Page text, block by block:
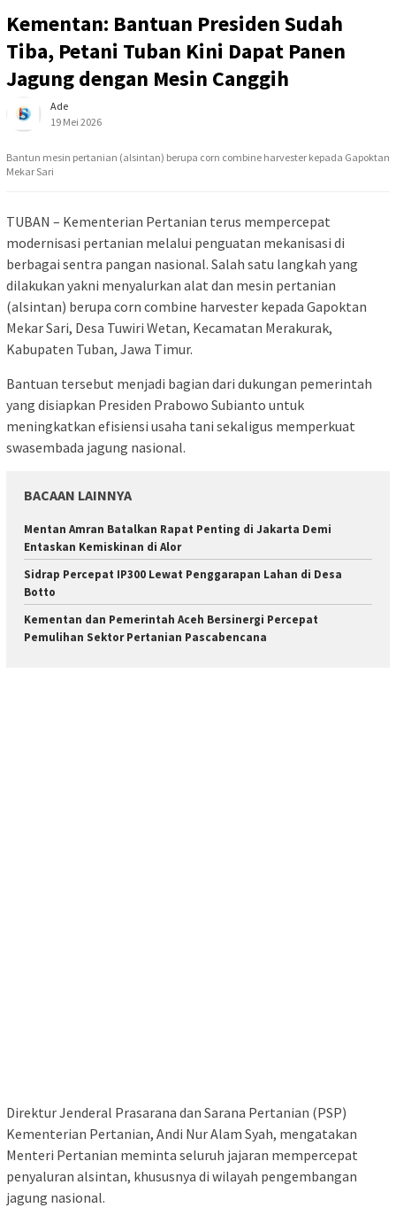
Kementan: Bantuan Presiden Sudah
Tiba, Petani Tuban Kini Dapat Panen
Jagung dengan Mesin Canggih
Ade
19 Mei 2026
Bantun mesin pertanian (alsintan) berupa corn combine harvester kepada Gapoktan
Mekar Sari
TUBAN – Kementerian Pertanian terus mempercepat
modernisasi pertanian melalui penguatan mekanisasi di
berbagai sentra pangan nasional. Salah satu langkah yang
dilakukan yakni menyalurkan alat dan mesin pertanian
(alsintan) berupa corn combine harvester kepada Gapoktan
Mekar Sari, Desa Tuwiri Wetan, Kecamatan Merakurak,
Kabupaten Tuban, Jawa Timur.
Bantuan tersebut menjadi bagian dari dukungan pemerintah
yang disiapkan Presiden Prabowo Subianto untuk
meningkatkan efisiensi usaha tani sekaligus memperkuat
swasembada jagung nasional.
BACAAN LAINNYA
Mentan Amran Batalkan Rapat Penting di Jakarta Demi
Entaskan Kemiskinan di Alor
Sidrap Percepat IP300 Lewat Penggarapan Lahan di Desa
Botto
Kementan dan Pemerintah Aceh Bersinergi Percepat
Pemulihan Sektor Pertanian Pascabencana
Direktur Jenderal Prasarana dan Sarana Pertanian (PSP)
Kementerian Pertanian, Andi Nur Alam Syah, mengatakan
Menteri Pertanian meminta seluruh jajaran mempercepat
penyaluran alsintan, khususnya di wilayah pengembangan
jagung nasional.